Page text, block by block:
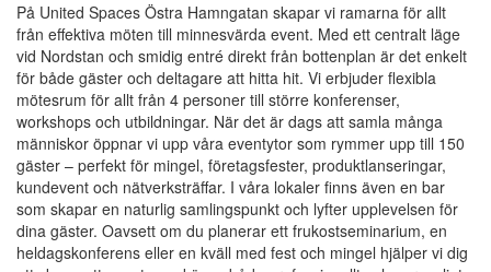
På United Spaces Östra Hamngatan skapar vi ramarna för allt
från effektiva möten till minnesvärda event. Med ett centralt läge
vid Nordstan och smidig entré direkt från bottenplan är det enkelt
för både gäster och deltagare att hitta hit. Vi erbjuder flexibla
mötesrum för allt från 4 personer till större konferenser,
workshops och utbildningar. När det är dags att samla många
människor öppnar vi upp våra eventytor som rymmer upp till 150
gäster – perfekt för mingel, företagsfester, produktlanseringar,
kundevent och nätverksträffar. I våra lokaler finns även en bar
som skapar en naturlig samlingspunkt och lyfter upplevelsen för
dina gäster. Oavsett om du planerar ett frukostseminarium, en
heldagskonferens eller en kväll med fest och mingel hjälper vi dig